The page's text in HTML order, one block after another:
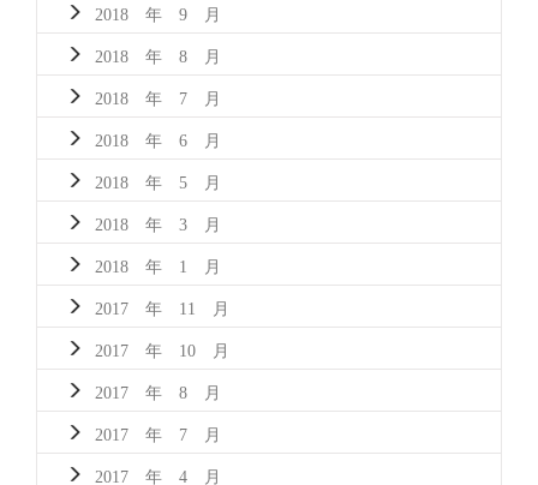
2018 年 9 月
2018 年 8 月
2018 年 7 月
2018 年 6 月
2018 年 5 月
2018 年 3 月
2018 年 1 月
2017 年 11 月
2017 年 10 月
2017 年 8 月
2017 年 7 月
2017 年 4 月